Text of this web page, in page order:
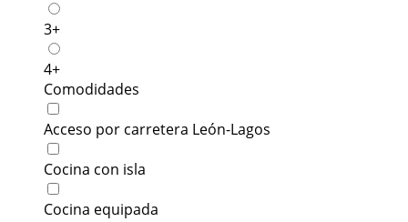
3+
4+
Comodidades
Acceso por carretera León-Lagos
Cocina con isla
Cocina equipada